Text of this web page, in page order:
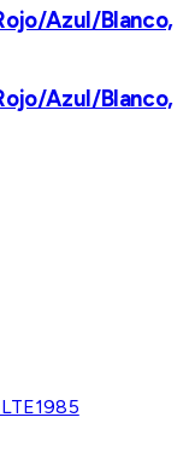
Azul/Blanco,
Azul/Blanco,